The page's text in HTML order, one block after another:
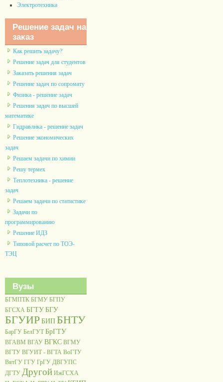
Электротехника
Решение задач на
заказ
Как решить задачу?
Решение задач для студентов
Заказать решения задач
Решение задач по сопромату
Физика - решение задач
Решения задач по высшей
математике
Гидравлика - решение задач
Решение экономических
задач
Решаем задачи по химии
Решу термех
Теплотехника - решение
задач
Решаем задачи по статистике
Задачи по
программированию
Решение ИДЗ
Типовой расчет по ТОЭ-
ТЭЦ
Вузы
БГМПТК БГМУ БГПУ
БГСХА БГТУБГУ
БГУИРБИПБНТУ
БарГУ БелГУТ БрГТУ
ВГАВМ ВГАУ ВГКС ВГМУ
ВГТУ ВГУИТ - ВГТА ВоГТУ
ВятГУ ГГУ ГрГУ ДВГУПС
ДГТУ Другой ИжГСХА